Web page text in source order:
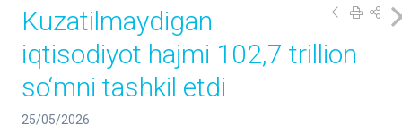
Kuzatilmaydigan
iqtisodiyot hajmi 102,7 trillion
so‘mni tashkil etdi
25/05/2026